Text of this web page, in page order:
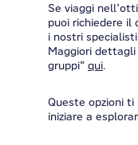
Se viaggi
puoi richiedere
i nostri
Maggiori dettagli
gruppi” qui.
Queste opzioni
iniziare a